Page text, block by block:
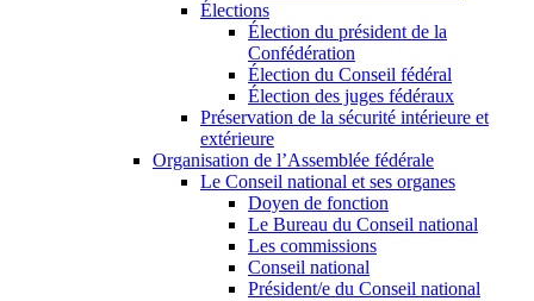
Élections
Élection du président de la
Confédération
Élection du Conseil fédéral
Élection des juges fédéraux
Préservation de la sécurité intérieure et
extérieure
Organisation de l’Assemblée fédérale
Le Conseil national et ses organes
Doyen de fonction
Le Bureau du Conseil national
Les commissions
Conseil national
Président/e du Conseil national